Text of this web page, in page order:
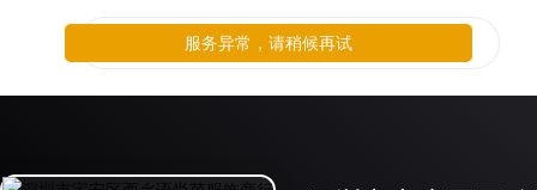
服务异常，请稍候再试